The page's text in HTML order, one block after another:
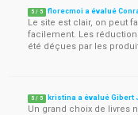
5 / 5 florecmoi a évalué
Le site est clair, on peut
facilement. Les
été déçues par les
5 / 5 kristina a évalué Gibert
Un grand choix de livres